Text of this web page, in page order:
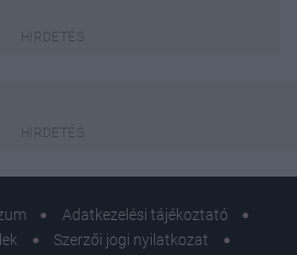
Adatkezelési tájékoztató
Szerzői jogi nyilatkozat